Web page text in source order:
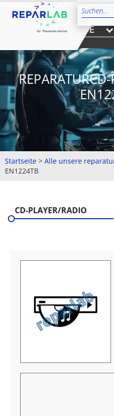
DE
Startseite > Alle unsere
EN1224TB
CD-PLAYER/RADIO